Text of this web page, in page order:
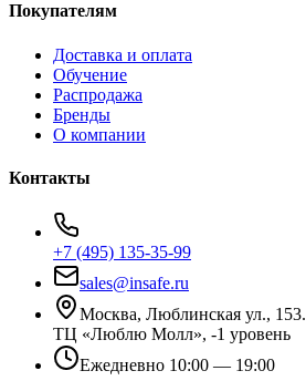
Покупателям
Доставка и оплата
Обучение
Распродажа
Бренды
О компании
Контакты
+7 (495) 135-35-99
sales@insafe.ru
Москва, Люблинская ул., 153.
ТЦ «Люблю Молл», -1 уровень
Ежедневно 10:00 — 19:00